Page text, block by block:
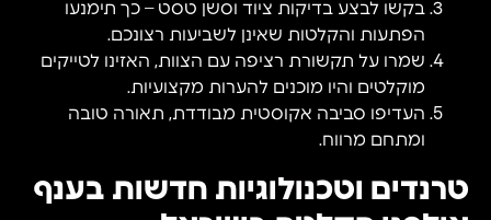
בקשו לבצע בדיקות ציוד וסשן טסט – כך תימנעו
הפתעות והקלטות שאינן לשביעות רצונכם.
שמרו על תקשורת רציפה עם הצוות, האזינו לטייקים
מוקלטים והיו מוכנים להערות מקצועיות.
העדיפו סביבה אקוסטית מבודדת, תאורה טובה
ומתחם מרווח.
טרנדים וטכנולוגיות חדשות בענף